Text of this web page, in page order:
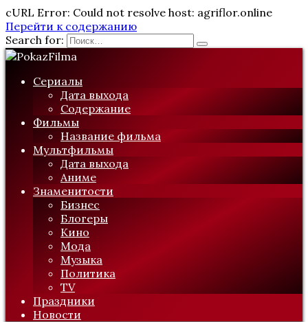
cURL Error: Could not resolve host: agriflor.online
Перейти к содержанию
Search for:
Сериалы
Дата выхода
Содержание
Фильмы
Название фильма
Мультфильмы
Дата выхода
Аниме
Знаменитости
Бизнес
Блогеры
Кино
Мода
Музыка
Политика
TV
Праздники
Новости